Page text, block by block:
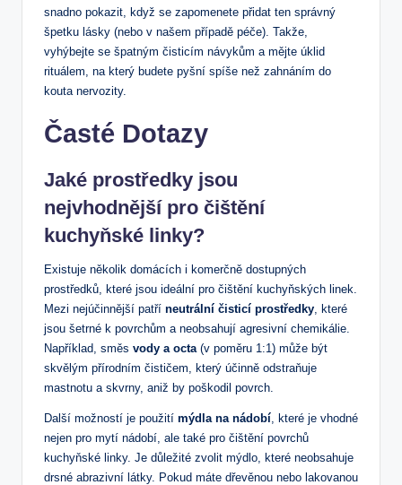
snadno pokazit, když se zapomenete přidat ten správný
špetku lásky (nebo v našem případě péče). Takže,
vyhýbejte se špatným čisticím návykům a mějte úklid
rituálem, na který budete pyšní spíše než zahnáním do
kouta nervozity.
Časté Dotazy
Jaké prostředky jsou
nejvhodnější pro čištění
kuchyňské linky?
Existuje několik domácích i komerčně dostupných
prostředků, které jsou ideální pro čištění kuchyňských linek.
Mezi nejúčinnější patří neutrální čisticí prostředky , které
jsou šetrné k povrchům a neobsahují agresivní chemikálie.
Například, směs vody a octa (v poměru 1:1) může být
skvělým přírodním čističem, který účinně odstraňuje
mastnotu a skvrny, aniž by poškodil povrch.
Další možností je použití mýdla na nádobí , které je vhodné
nejen pro mytí nádobí, ale také pro čištění povrchů
kuchyňské linky. Je důležité zvolit mýdlo, které neobsahuje
drsné abrazivní látky. Pokud máte dřevěnou nebo lakovanou